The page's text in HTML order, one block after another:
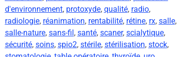
d'environnement, protoxyde, qualité, radio,
radiologie, réanimation, rentabilité, rétine, rx, salle,
salle-nature, sans-fil , santé, scaner, scialytique,
sécurité, soins, spio2, stérile, stérilisation, stock,